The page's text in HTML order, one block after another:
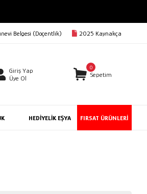
Belgesi (Doçentlik) 2025 Kaynakça
Giriş Yap
Üye Ol
0
Sepetim
HEDİYELİK EŞYA FIRSAT ÜRÜNLERİ